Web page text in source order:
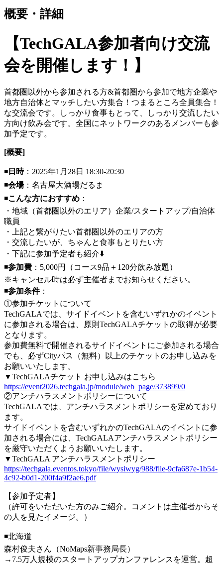
概要・詳細
【TechGALA参加者向け交流
会を開催します！ 】
​首都圏以外から参加される方&首都圏から参加で地方企業や
地方自治体とマッチしたい方集合！つまるところ全員集合！
な交流会です。しっかり食事もとって、しっかり交流したい
方向け飲み会です。全国にネットワークのあるメンバーも参
加予定です。
​[概要]
​◾️ 日時：2025年1月28日 18:30-20:30
◾️会場：名古屋大酒場だるま
◾️こんな方におすすめ ：
・地域（首都圏以外のエリア）企業/スタートアップ/自治体
職員
・上記と繋がりたい首都圏以外のエリアの方
・交流したいが、ちゃんと食事もとりたい方
・下記に参加予定者も紹介⬇️
◾️参加費 ：5,000円（コース9品＋120分飲み放題）
※キャンセル時は必ず主催者までお知らせください。
◾️参加条件：
①参加チケットについて
TechGALAでは、サイドイベントを含むいずれかのイベント
に参加される場合は、原則TechGALAチケットの取得が必要
となります。
参加費無料で開催されるサイドイベントにご参加される場合
でも、必ずCityパス（無料）以上のチケットのお申し込みを
お願いいたします。
▼TechGALAチケット お申し込みはこちら
https://event2026.techgala.jp/module/web_page/373899/0
②アンチハラスメントポリシーについて
TechGALAでは、アンチハラスメントポリシーを定めており
ます。
サイドイベントを含むいずれかのTechGALAのイベントに参
加される場合には、TechGALAアンチハラスメントポリシー
を厳守いただくようお願いいたします。
▼TechGALA アンチハラスメントポリシー
https://techgala.eventos.tokyo/file/wysiwyg/988/file-9cfa687e-1b54-
4c92-b0d1-200f4a9f2ae6.pdf
【参加予定者】
（許可をいただいた方のみご紹介。コメントは主催者からそ
の人を見たイメージ。）
◾️北海道
森村俊夫さん（NoMaps新事務局長）
→7.5万人規模のスタートアップカンファレンスを運営。超